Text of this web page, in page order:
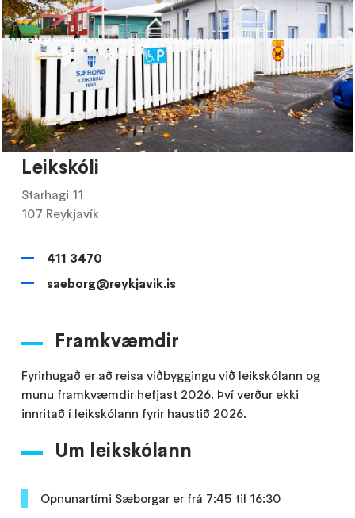
Leikskóli
Starhagi 11
107 Reykjavík
411 3470
saeborg@reykjavik.is
Framkvæmdir
Fyrirhugað er að reisa viðbyggingu við leikskólann og
munu framkvæmdir hefjast 2026. Því verður ekki
innritað í leikskólann fyrir haustið 2026.
Um leikskólann
Opnunartími Sæborgar er frá 7:45 til 16:30